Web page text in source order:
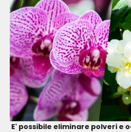
E' possibile eliminare polveri e